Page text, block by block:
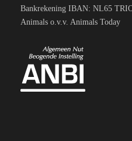
Bankrekening IBAN: NL65
Animals o.v.v. Animals Today